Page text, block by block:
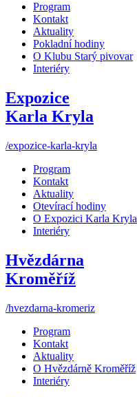
Program
Kontakt
Aktuality
Pokladní hodiny
O Klubu Starý pivovar
Interiéry
Expozice
Karla Kryla
/expozice-karla-kryla
Program
Kontakt
Aktuality
Otevírací hodiny
O Expozici Karla Kryla
Interiéry
Hvězdárna
Kroměříž
/hvezdarna-kromeriz
Program
Kontakt
Aktuality
O Hvězdárně Kroměříž
Interiéry